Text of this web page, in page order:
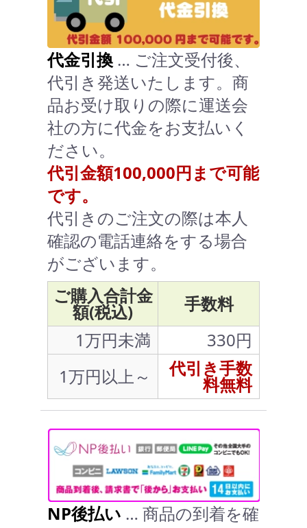
代金引換 … ご注文受付後、
代引き発送いたします。商
品お受け取りの際に運送会
社の方に代金をお支払いく
ださい。
代引金額100,000円まで可能
です。
代引きのご注文の際は本人
確認の電話連絡をする場合
がございます。
ご購入合計金
額(税込)
手数料
1万円未満
330円
1万円以上～
代引き手数
料無料
NP後払い … 商品の到着を確